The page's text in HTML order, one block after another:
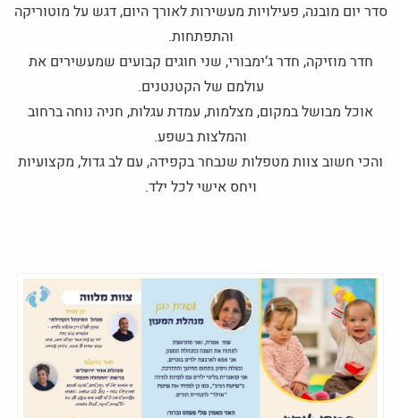
סדר יום מובנה, פעילויות מעשירות לאורך היום, דגש על מוטוריקה
והתפתחות.
חדר מוזיקה, חדר ג’ימבורי, שני חוגים קבועים שמעשירים את
עולמם של הקטנטנים.
אוכל מבושל במקום, מצלמות, עמדת עגלות, חניה נוחה ברחוב
והמלצות בשפע.
והכי חשוב צוות מטפלות שנבחר בקפידה, עם לב גדול, מקצועיות
ויחס אישי לכל ילד.